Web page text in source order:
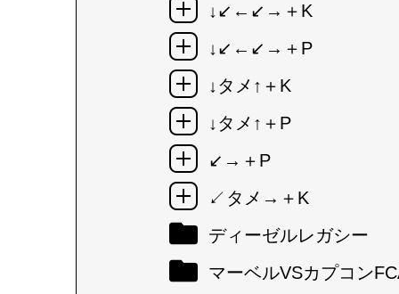
↓↙←↙→＋K
↓↙←↙→＋P
↓タメ↑＋K
↓タメ↑＋P
↙→＋P
↙タメ→＋K
ディーゼルレガシー
マーベルVSカプコン